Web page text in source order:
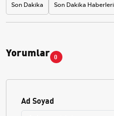
Son Dakika Son Dakika Haberleri
Yorumlar 0
Ad Soyad